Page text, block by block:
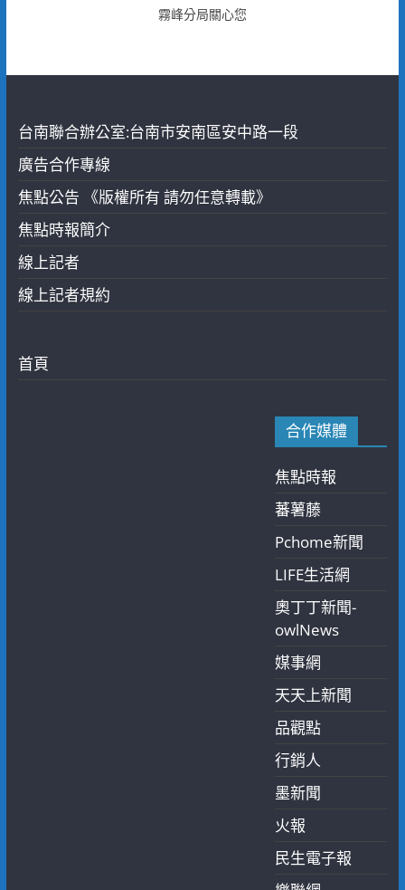
霧峰分局關心您
台南聯合辦公室:台南市安南區安中路一段
廣告合作專線
焦點公告 《版權所有 請勿任意轉載》
焦點時報簡介
線上記者
線上記者規約
首頁
合作媒體
焦點時報
蕃薯藤
Pchome新聞
LIFE生活網
奧丁丁新聞-
owlNews
媒事網
天天上新聞
品觀點
行銷人
墨新聞
火報
民生電子報